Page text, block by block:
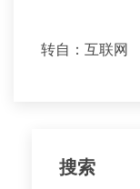
转自：互联网
搜索